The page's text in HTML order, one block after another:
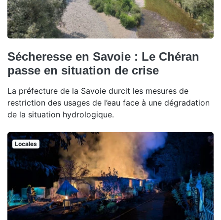
Sécheresse en Savoie : Le Chéran
passe en situation de crise
La préfecture de la Savoie durcit les mesures de
restriction des usages de l’eau face à une dégradation
de la situation hydrologique.
Locales